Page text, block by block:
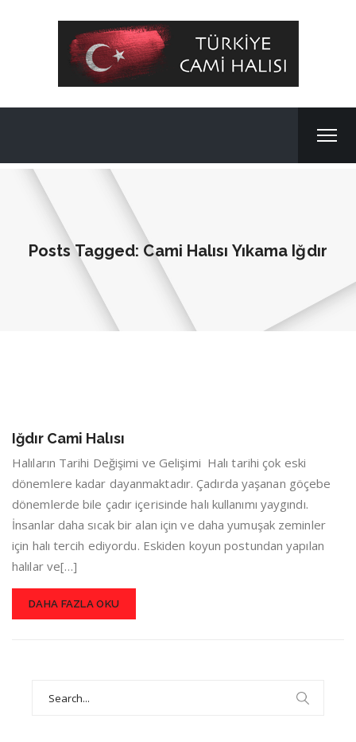
Posts Tagged: Cami Halısı Yıkama Iğdır
Iğdır Cami Halısı
Halıların Tarihi Değişimi ve Gelişimi Halı tarihi çok eski
dönemlere kadar dayanmaktadır. Çadırda yaşanan göçebe
dönemlerde bile çadır içerisinde halı kullanımı yaygındı.
İnsanlar daha sıcak bir alan için ve daha yumuşak zeminler
için halı tercih ediyordu. Eskiden koyun postundan yapılan
halılar ve[…]
DAHA FAZLA OKU